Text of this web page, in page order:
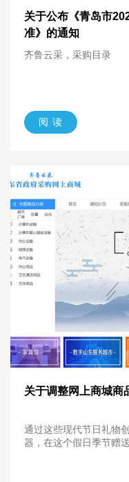
关于公布《青岛市
准》的通知
齐鲁云采，采购目录
阅 读
关于调整网上商城商
通过这些现代节日礼物
器，在这个假日季节赠